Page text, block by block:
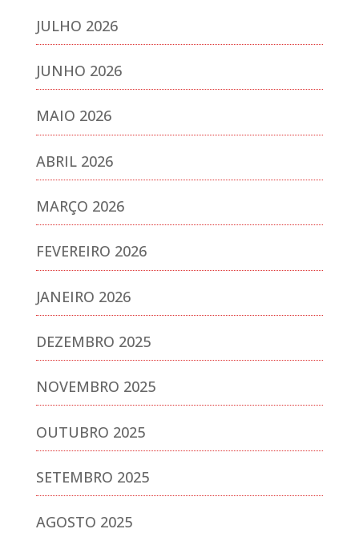
JULHO 2026
JUNHO 2026
MAIO 2026
ABRIL 2026
MARÇO 2026
FEVEREIRO 2026
JANEIRO 2026
DEZEMBRO 2025
NOVEMBRO 2025
OUTUBRO 2025
SETEMBRO 2025
AGOSTO 2025